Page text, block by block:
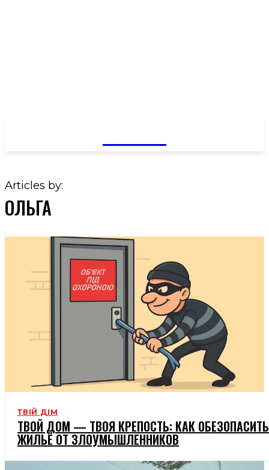
Articles by:
ОЛЬГА
ТВІЙ ДІМ
ТВОЙ ДОМ — ТВОЯ КРЕПОСТЬ: КАК ОБЕЗОПАСИТЬ
ЖИЛЬЁ ОТ ЗЛОУМЫШЛЕННИКОВ